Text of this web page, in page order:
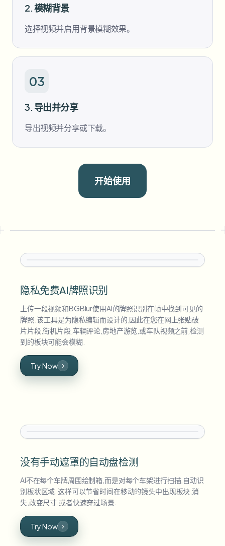
批量背景移除
2. 模糊背景
选择视频并启用背景模糊效果。
03
3. 导出并分享
导出视频并分享或下载。
开始使用
隐私免费AI牌照识别
上传一段视频和BGBlur使用AI的牌照识别在帧中找到可见的
牌照. 该工具是为隐私编辑而设计的,因此在您在网上张贴破
片片段,街机片段,车辆评论,房地产游览,或车队视频之前,检测
到的板块可能会模糊.
Try Now
没有手动遮罩的自动盘检测
AI不在每个车牌周围绘制箱,而是对每个车架进行扫描,自动识
别板状区域. 这样可以节省时间在移动的镜头中出现板块,消
失,改变尺寸,或者快速穿过场景.
Try Now